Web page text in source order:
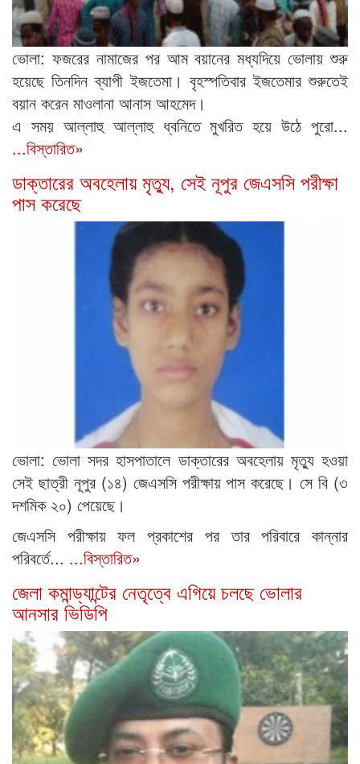
ভোলা: ফজরের নামাজের পর আম বয়ানের মধ্যদিয়ে ভোলায় শুরু
হয়েছে তিনদিন ব্যাপী ইজতেমা। বৃহস্পতিবার ইজতেমার শুরুতেই
বয়ান করেন মাওলানা আনাস আহমেদ।
এ সময় আল্লাহু আল্লাহু ধ্বনিতে মুখরিত হয়ে উঠে পুরো...
...বিস্তারিত»
ডাক্তারের অবহেলায় মৃত্যু, সেই নূপুর জেএসসি পরীক্ষা
পাস করেছে
ভোলা: ভোলা সদর হাসপাতালে ডাক্তারের অবহেলায় মৃত্যু হওয়া
সেই ছাত্রী নূপুর (১৪) জেএসসি পরীক্ষায় পাস করেছে। সে বি (৩
দশমিক ২০) পেয়েছে।
জেএসসি পরীক্ষায় ফল প্রকাশের পর তার পরিবারে কান্নার
পরিবর্তে... ...বিস্তারিত»
জেলা কমান্ড্যান্টের নেতৃত্বে এগিয়ে চলছে ভোলার
আনসার ভিডিপি